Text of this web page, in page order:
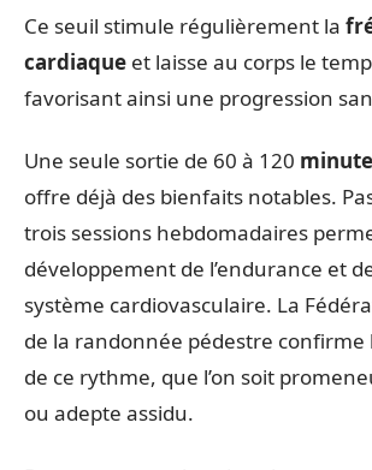
Ce seuil stimule régulièrement la
cardiaque et laisse au corps le
favorisant ainsi une progression
Une seule sortie de 60 à 120
offre déjà des bienfaits notables.
trois sessions hebdomadaires
développement de l’endurance et
système cardiovasculaire. La
de la randonnée pédestre confirme
de ce rythme, que l’on soit
ou adepte assidu.